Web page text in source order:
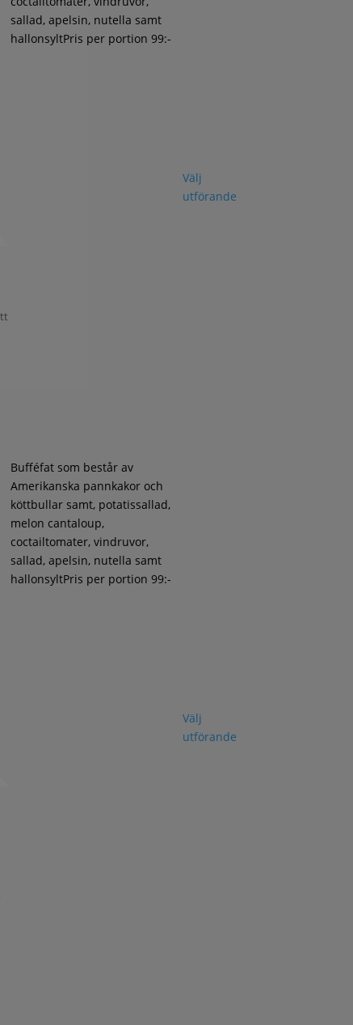
sallad, apelsin, nutella samt
hallonsyltPris per portion 99:-
Välj
utförande
Bufféfat som består av
Amerikanska pannkakor och
köttbullar samt, potatissallad,
melon cantaloup,
coctailtomater, vindruvor,
sallad, apelsin, nutella samt
hallonsyltPris per portion 99:-
Välj
utförande